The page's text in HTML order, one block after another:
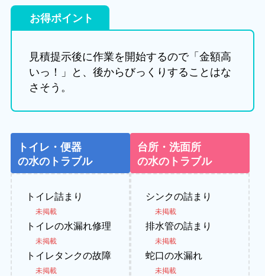
お得ポイント
見積提示後に作業を開始するので「金額高
いっ！」と、後からびっくりすることはな
さそう。
トイレ・便器
の水のトラブル
トイレ詰まり
未掲載
トイレの水漏れ修理
未掲載
トイレタンクの故障
未掲載
台所・洗面所
の水のトラブル
シンクの詰まり
未掲載
排水管の詰まり
未掲載
蛇口の水漏れ
未掲載